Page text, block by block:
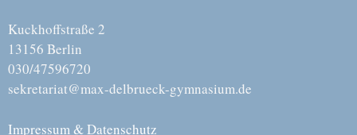
Kuckhoffstraße 2
13156 Berlin
030/47596720
sekretariat@max-delbrueck-gymnasium.de
Impressum & Datenschutz